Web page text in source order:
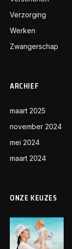
Verzorging
Werken
Zwangerschap
ARCHIEF
maart 2025
november 2024
mei 2024
maart 2024
ONZE KEUZES